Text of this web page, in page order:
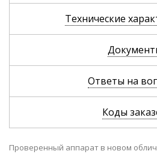
Технические
Ответы на
Коды
Проверенный аппарат в новом